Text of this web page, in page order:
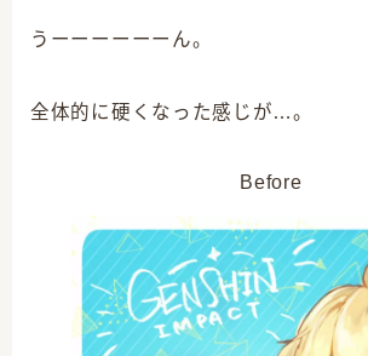
うーーーーーーん。
全体的に硬くなった感じが…。
Before